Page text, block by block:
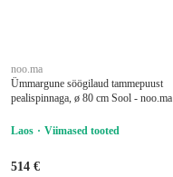
noo.ma
Ümmargune söögilaud tammepuust
pealispinnaga, ø 80 cm Sool - noo.ma
Laos Viimased tooted
514 €